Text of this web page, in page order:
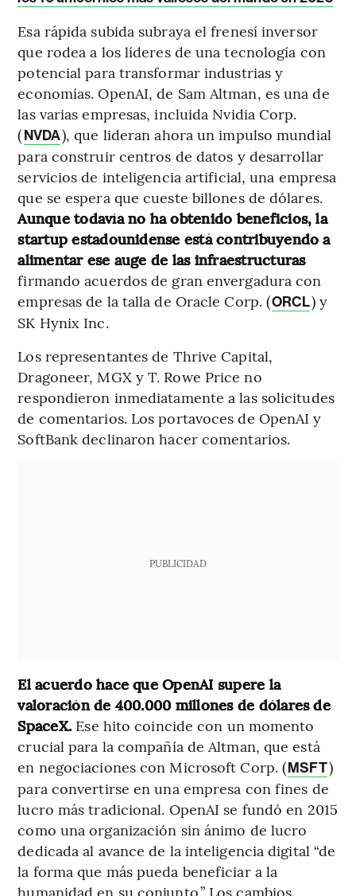
Esa rápida subida subraya el frenesí inversor
que rodea a los líderes de una tecnología con
potencial para transformar industrias y
economías. OpenAI, de Sam Altman, es una de
las varias empresas, incluida Nvidia Corp.
(NVDA), que lideran ahora un impulso mundial
para construir centros de datos y desarrollar
servicios de inteligencia artificial, una empresa
que se espera que cueste billones de dólares.
Aunque todavía no ha obtenido beneficios, la
startup estadounidense está contribuyendo a
alimentar ese auge de las infraestructuras
firmando acuerdos de gran envergadura con
empresas de la talla de Oracle Corp. (ORCL) y
SK Hynix Inc.
Los representantes de Thrive Capital,
Dragoneer, MGX y T. Rowe Price no
respondieron inmediatamente a las solicitudes
de comentarios. Los portavoces de OpenAI y
SoftBank declinaron hacer comentarios.
PUBLICIDAD
El acuerdo hace que OpenAI supere la
valoración de 400.000 millones de dólares de
SpaceX. Ese hito coincide con un momento
crucial para la compañía de Altman, que está
en negociaciones con Microsoft Corp. (MSFT)
para convertirse en una empresa con fines de
lucro más tradicional. OpenAI se fundó en 2015
como una organización sin ánimo de lucro
dedicada al avance de la inteligencia digital “de
la forma que más pueda beneficiar a la
humanidad en su conjunto.” Los cambios